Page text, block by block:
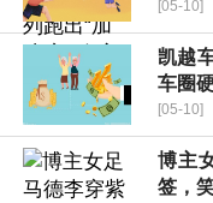
[05-10]
凯越
车圈
[05-10]
博主
签，